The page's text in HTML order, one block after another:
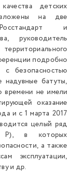
детских
на две
и
руководитель
подробно
с безопасностью
надувные батуты,
времени не имели
оказание
и с 1 марта 2017
целый ряд
Р), в которых
а также
эксплуатации,
и др.